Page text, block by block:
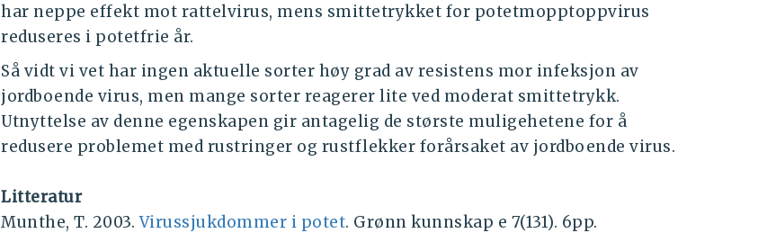
har neppe effekt mot rattelvirus, mens smittetrykket for potetmopptoppvirus
reduseres i potetfrie år.
Så vidt vi vet har ingen aktuelle sorter høy grad av resistens mor infeksjon av
jordboende virus, men mange sorter reagerer lite ved moderat smittetrykk.
Utnyttelse av denne egenskapen gir antagelig de største muligehetene for å
redusere problemet med rustringer og rustflekker forårsaket av jordboende virus.
Litteratur
Munthe, T. 2003.Virussjukdommer i potet. Grønn kunnskap e 7(131). 6pp.